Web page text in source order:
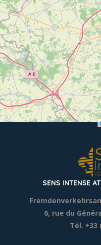
SENS INTENSE
6, rue du
Tél. +33